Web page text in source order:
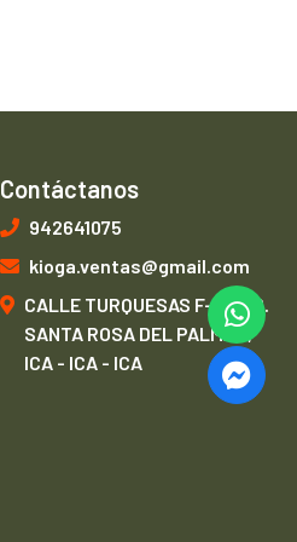
Contáctanos
942641075
kioga.ventas@gmail.com
CALLE TURQUESAS F-1, URB.
SANTA ROSA DEL PALMAR,
ICA - ICA - ICA